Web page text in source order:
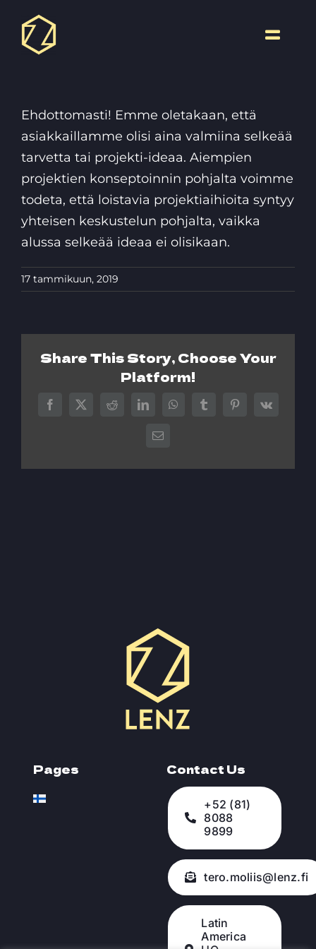
content
Toggle
Ehdottomasti! Emme oletakaan, että
asiakkaillamme olisi aina valmiina selkeää
tarvetta tai projekti-ideaa. Aiempien
projektien konseptoinnin pohjalta voimme
todeta, että loistavia projektiaihioita syntyy
yhteisen keskustelun pohjalta, vaikka
alussa selkeää ideaa ei olisikaan.
17 tammikuun, 2019
Share This Story, Choose Your
Platform!
Facebook
X RedditLinkedInWhatsAppTumblrPinterest
Vk
Sähköposti
Pages Contact Us
+52 (81)
8088
9899
tero.moliis@lenz.fi
Latin
America